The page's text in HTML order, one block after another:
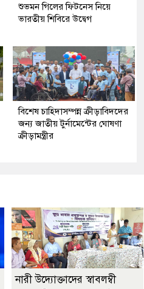
শুভমন গিলের ফিটনেস নিয়ে
ভারতীয় শিবিরে উদ্বেগ
বিশেষ চাহিদাসম্পন্ন ক্রীড়াবিদদের
জন্য জাতীয় টুর্নামেন্টের ঘোষণা
ক্রীড়ামন্ত্রীর
নারী উদ্যোক্তাদের স্বাবলম্বী